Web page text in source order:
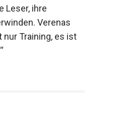
ihre
Verenas
Training, es ist